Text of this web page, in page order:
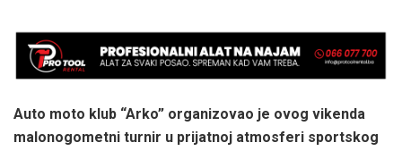
Auto moto klub “Arko” organizovao je ovog vikenda
malonogometni turnir u prijatnoj atmosferi sportskog